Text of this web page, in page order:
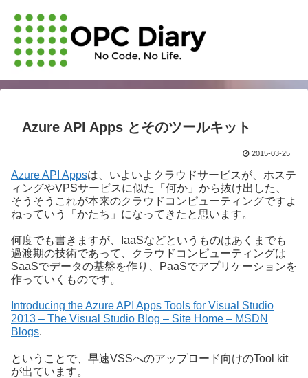
Azure API Apps とそのツールキット
2015-03-25
Azure API Appsは、いよいよクラウドサービスが、ホステ
ィングやVPSサービスに似た「何か」から抜け出した、
そうそうこれが本来のクラウドコンピューティングですよ
ねっていう「かたち」になってきたと思います。
何度でも書きますが、IaaSなどというものはあくまでも
過渡期の技術であって、クラウドコンピューティングは
SaaSでデータの基盤を作り、PaaSでアプリケーションを
作っていくものです。
Introducing the Azure API Apps Tools for Visual Studio
2013 – The Visual Studio Blog – Site Home – MSDN
Blogs.
ということで、早速VSSへのアップロード向けのTool kit
が出ています。